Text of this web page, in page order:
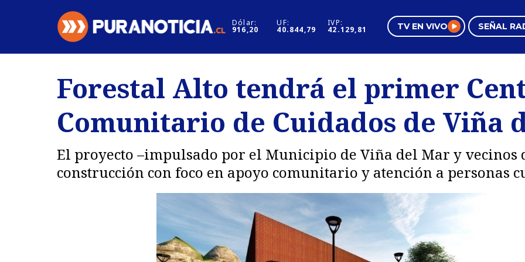
Dólar:
916,20
UF:
40.844,79
IVP:
42.129,81 TV EN VIVO SEÑAL
Regiones
Deportes
Internacional
Motores
Negocios
Pura Mujer
Forestal Alto tendrá el primer
Comunitario de Cuidados de Viña
El proyecto –impulsado por el Municipio de Viña del Mar y vecinos
construcción con foco en apoyo comunitario y atención a personas